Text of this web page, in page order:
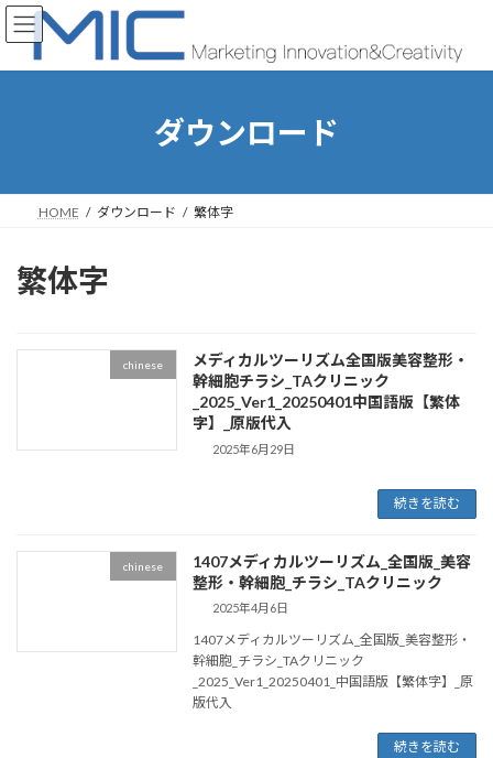
コ
ン
ン
ナ
ビ
ー
ダウンロード
HOME ダウンロード 繁体字
繁体字
chinese
メディカルツーリズム全国版美容整形・
幹細胞チラシ_TAクリニック
_2025_Ver1_20250401中国語版【繁体
字】_原版代入
2025年6月29日
続きを読む
chinese
1407メディカルツーリズム_全国版_美容
整形・幹細胞_チラシ_TAクリニック
2025年4月6日
1407メディカルツーリズム_全国版_美容整形・
幹細胞_チラシ_TAクリニック
_2025_Ver1_20250401_中国語版【繁体字】_原
版代入
続きを読む